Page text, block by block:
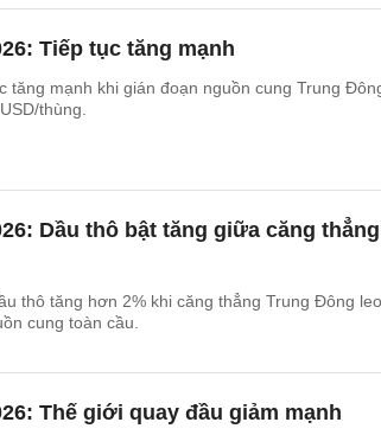
Tiếp tục tăng mạnh
tăng mạnh khi gián đoạn nguồn cung Trung
thùng.
Dầu thô bật tăng giữa căng thẳng
thô tăng hơn 2% khi căng thẳng Trung Đông leo
cung toàn cầu.
Thế giới quay đầu giảm mạnh